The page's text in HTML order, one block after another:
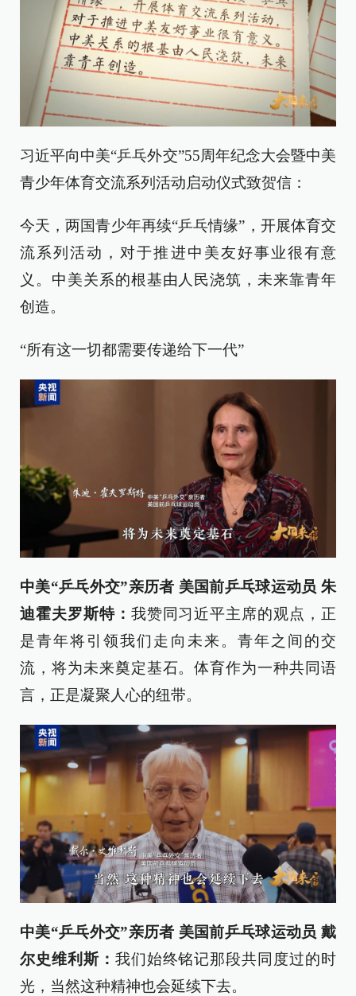
习近平向中美“乒乓外交”55周年纪念大会暨中美
青少年体育交流系列活动启动仪式致贺信：
今天，两国青少年再续“乒乓情缘”，开展体育交
流系列活动，对于推进中美友好事业很有意
义。中美关系的根基由人民浇筑，未来靠青年
创造。
“所有这一切都需要传递给下一代”
中美“乒乓外交”亲历者 美国前乒乓球运动员 朱
迪霍夫罗斯特： 我赞同习近平主席的观点，正
是青年将引领我们走向未来。青年之间的交
流，将为未来奠定基石。体育作为一种共同语
言，正是凝聚人心的纽带。
中美“乒乓外交”亲历者 美国前乒乓球运动员 戴
尔史维利斯： 我们始终铭记那段共同度过的时
光，当然这种精神也会延续下去。